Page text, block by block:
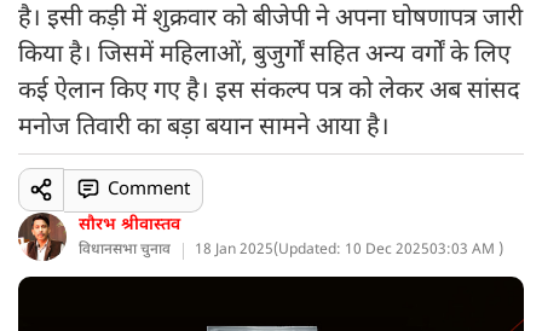
है। इसी कड़ी में शुक्रवार को बीजेपी ने अपना घोषणापत्र जारी
किया है। जिसमें महिलाओं, बुजुर्गों सहित अन्य वर्गों के लिए
कई ऐलान किए गए है। इस संकल्प पत्र को लेकर अब सांसद
मनोज तिवारी का बड़ा बयान सामने आया है।
सौरभ श्रीवास्तव
विधानसभा चुनाव 18 Jan 2025(Updated: 10 Dec 202503:03 AM )
Comment